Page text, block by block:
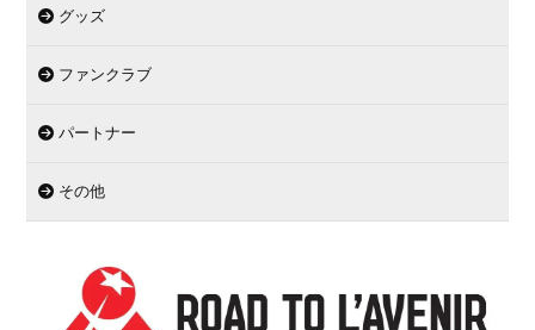
グッズ
ファンクラブ
パートナー
その他